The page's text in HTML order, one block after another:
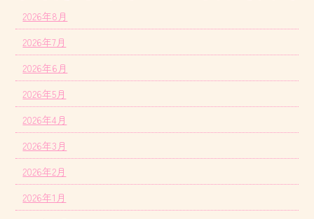
2026年8月
2026年7月
2026年6月
2026年5月
2026年4月
2026年3月
2026年2月
2026年1月